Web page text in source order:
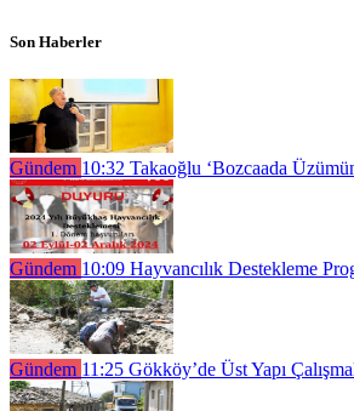
Son Haberler
Gündem 10:32 Takaoğlu ‘Bozcaada
Gündem 10:09 Hayvancılık Destekleme
Gündem 11:25 Gökköy’de Üst Yapı